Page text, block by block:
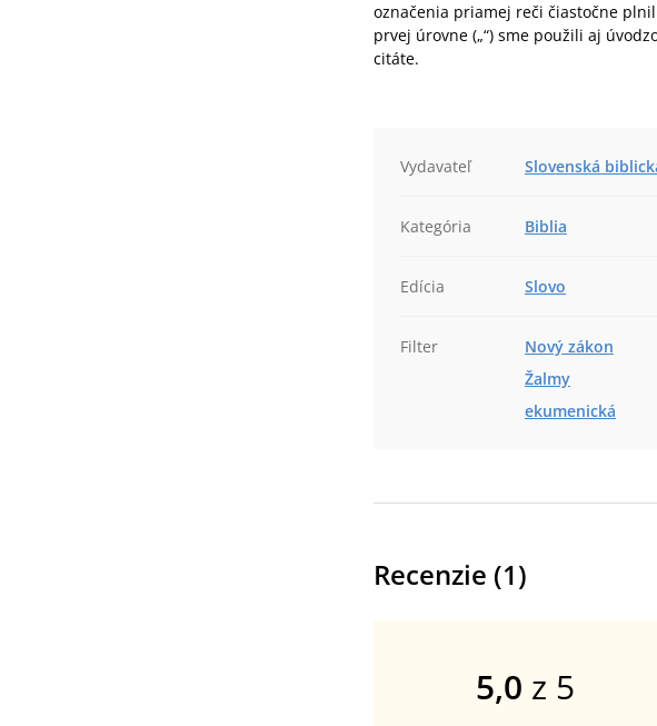
označenia priamej reči čiastočne
prvej úrovne („“) sme použili aj
citáte.
Vydavateľ Slovenská
Kategória Biblia
Edícia Slovo
Filter
Nový zákon
Žalmy
ekumenická
Recenzie (1)
5,0 z 5